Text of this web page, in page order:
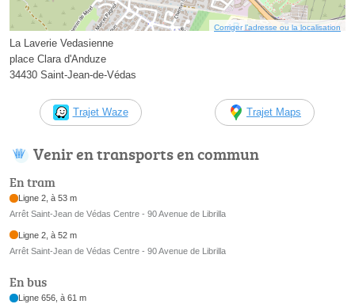
Corriger l’adresse ou la localisation
La Laverie Vedasienne
place Clara d'Anduze
34430 Saint-Jean-de-Védas
Trajet Waze Trajet Maps
Venir en transports en commun
En tram
Ligne 2, à 53 m
Arrêt Saint-Jean de Védas Centre - 90 Avenue de Librilla
Ligne 2, à 52 m
Arrêt Saint-Jean de Védas Centre - 90 Avenue de Librilla
En bus
Ligne 656, à 61 m